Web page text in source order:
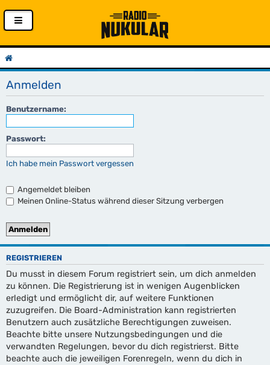
Anmelden
Benutzername:
Passwort:
Ich habe mein Passwort vergessen
Angemeldet bleiben
Meinen Online-Status während dieser Sitzung verbergen
REGISTRIEREN
Du musst in diesem Forum registriert sein, um dich anmelden
zu können. Die Registrierung ist in wenigen Augenblicken
erledigt und ermöglicht dir, auf weitere Funktionen
zuzugreifen. Die Board-Administration kann registrierten
Benutzern auch zusätzliche Berechtigungen zuweisen.
Beachte bitte unsere Nutzungsbedingungen und die
verwandten Regelungen, bevor du dich registrierst. Bitte
beachte auch die jeweiligen Forenregeln, wenn du dich in